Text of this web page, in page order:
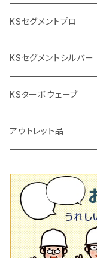
タイルニッパー
プロ用鏝（こて）
吸着盤
その他
タイル針
撹拌軸
押し切り替え刃（手動切断
タイル針
その他
電動切断機
タイルパッチ（ビブラート
105mm（4インチ）
125ｍｍ（5インチ）
KSセグメントプロ
105mm（4インチ）
通常品
ビス穴付き
125mm（5インチ）
通常品
オフセットタイプ（ハットタ
150ｍｍ（6インチ）
205ｍｍ（8インチ）
230mm（9インチ）
KSセグメントシルバー
105mm（4インチ）
125mm（5インチ）
180mm（7インチ）
205mm（8インチ）
KSターボウェーブ
105mm（4インチ）
150ｍｍ（6インチ）
180ｍｍ（7インチ）
アウトレット品